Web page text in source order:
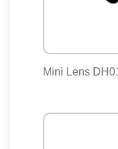
Mini Lens